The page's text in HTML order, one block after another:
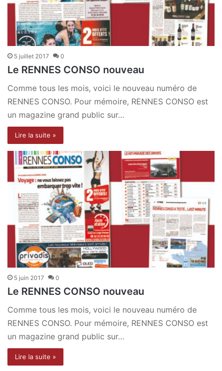
5 juillet 2017 0
Le RENNES CONSO nouveau
Comme tous les mois, voici le nouveau numéro de
RENNES CONSO. Pour mémoire, RENNES CONSO est
un magazine grand public sur…
Lire la suite »
5 juin 2017 0
Le RENNES CONSO nouveau
Comme tous les mois, voici le nouveau numéro de
RENNES CONSO. Pour mémoire, RENNES CONSO est
un magazine grand public sur…
Lire la suite »